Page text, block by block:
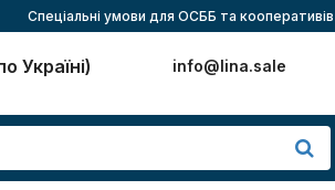
Спеціальні умови для ОСББ та кооперативів
Україні) info@lina.sale